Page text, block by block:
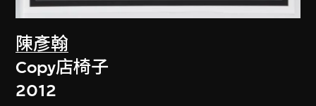
陳彥翰
Copy店椅子
2012